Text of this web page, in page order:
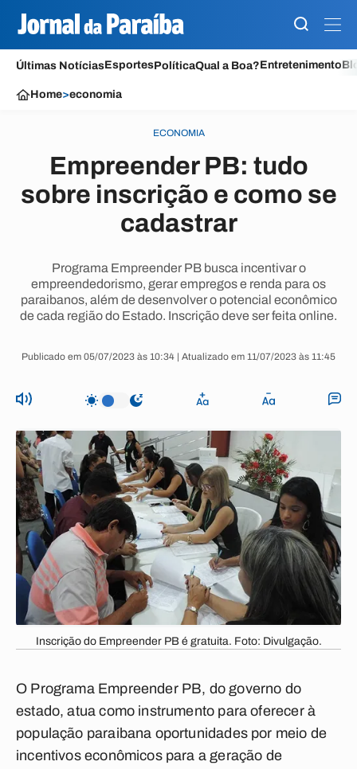
Últimas NotíciasEsportesPolíticaQual a Boa?Entretenimento
Home>economia
ECONOMIA
Empreender PB: tudo
sobre inscrição e como se
cadastrar
Programa Empreender PB busca incentivar o
empreendedorismo, gerar empregos e renda para os
paraibanos, além de desenvolver o potencial econômico
de cada região do Estado. Inscrição deve ser feita online.
Publicado em 05/07/2023 às 10:34 | Atualizado em 11/07/2023 às 11:45
Inscrição do Empreender PB é gratuita. Foto: Divulgação.
O Programa Empreender PB, do governo do
estado, atua como instrumento para oferecer à
população paraibana oportunidades por meio de
incentivos econômicos para a geração de